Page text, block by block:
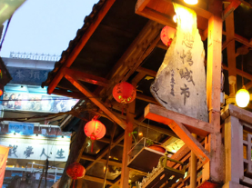
đi dạo quanh thị trấn, vòng qua
thả đèn lồng (04 khách/ lồng đèn)
tại nhà hàng & tham quan khu
người Nhật.Đến Khu du lịch Suối
khoáng nóng, thư giãn nghỉ
túc phí)
tục di chuyển đếnLàng cổ Cửu